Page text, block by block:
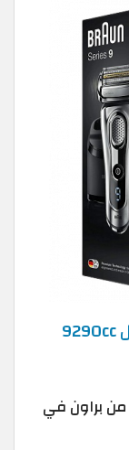
ماكينة حلاقة براون للرجال 9290cc
من براون في